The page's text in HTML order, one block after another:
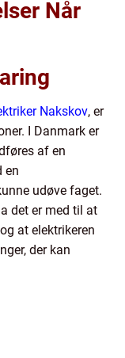
Når
Nakskov, er
I Danmark er
af en
en
udøve faget.
det er med til at
at elektrikeren
der kan